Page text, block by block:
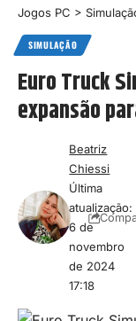
Jogos PC >
SIMULAÇÃO
Euro Truck
expansão
Última
atualização:
6 de
novembro
de 2024
17:18
Beatriz
Chiessi